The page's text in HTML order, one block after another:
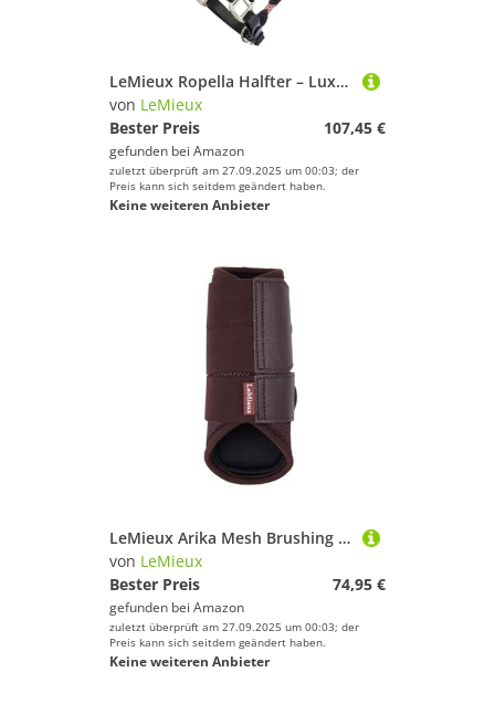
LeMieux Ropella Halfter – Luxuriöses Halfter aus Seil und Leder – gepolstertes Kopfstück – verstellbares Nasenband – Cranberry – Cob
von LeMieux
Bester Preis
107,45 €
gefunden bei Amazon
zuletzt überprüft am 27.09.2025 um 00:03; der
Preis kann sich seitdem geändert haben.
Keine weiteren Anbieter
LeMieux Arika Mesh Brushing Boots - Damson
von LeMieux
Bester Preis
74,95 €
gefunden bei Amazon
zuletzt überprüft am 27.09.2025 um 00:03; der
Preis kann sich seitdem geändert haben.
Keine weiteren Anbieter